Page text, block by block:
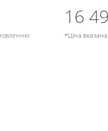
16
*Ціна